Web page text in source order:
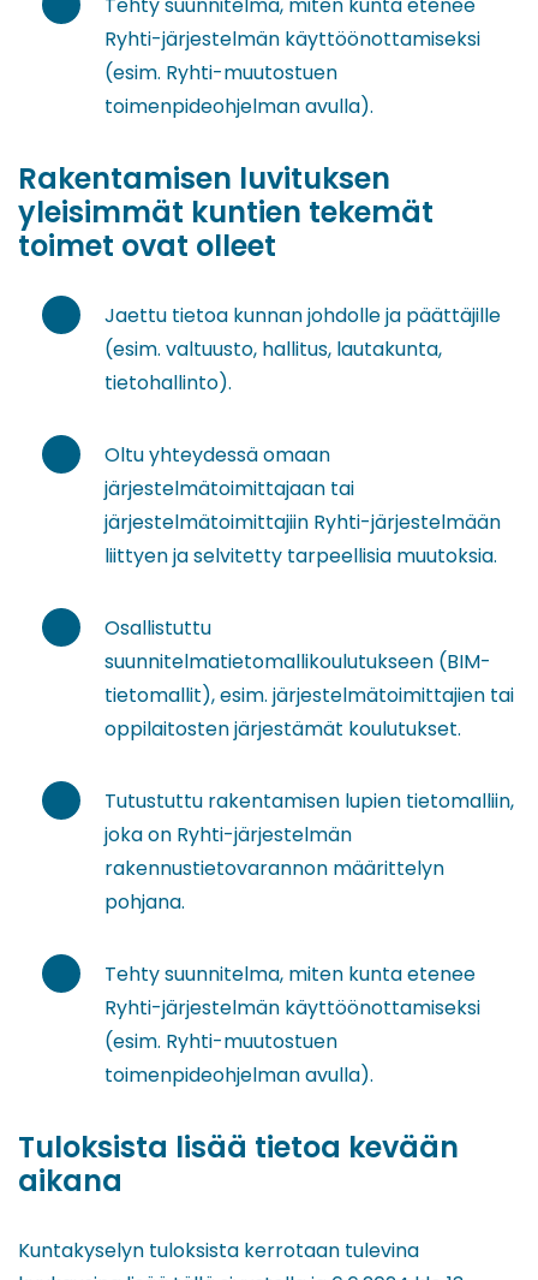
Ryhti-järjestelmän käyttöönottamiseksi
(esim. Ryhti-muutostuen
toimenpideohjelman avulla).
Rakentamisen luvituksen
yleisimmät kuntien tekemät
toimet ovat olleet
Jaettu tietoa kunnan johdolle ja päättäjille
(esim. valtuusto, hallitus, lautakunta,
tietohallinto).
Oltu yhteydessä omaan
järjestelmätoimittajaan tai
järjestelmätoimittajiin Ryhti-järjestelmään
liittyen ja selvitetty tarpeellisia muutoksia.
Osallistuttu
suunnitelmatietomallikoulutukseen (BIM-
tietomallit), esim. järjestelmätoimittajien tai
oppilaitosten järjestämät koulutukset.
Tutustuttu rakentamisen lupien tietomalliin,
joka on Ryhti-järjestelmän
rakennustietovarannon määrittelyn
pohjana.
Tehty suunnitelma, miten kunta etenee
Ryhti-järjestelmän käyttöönottamiseksi
(esim. Ryhti-muutostuen
toimenpideohjelman avulla).
Tuloksista lisää tietoa kevään
aikana
Kuntakyselyn tuloksista kerrotaan tulevina